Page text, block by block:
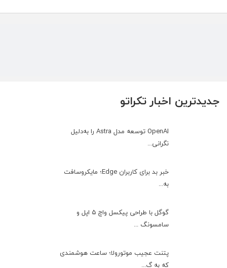
جدیدترین اخبار تکراتو
OpenAI توسعه مدل Astra را به‌دلیل
نگرانی...
خبر بد برای کاربران Edge؛ مایکروسافت
به‌...
گوگل با طراحی پیکسل واچ ۵ اپل و
سامسونگ ...
پتنت عجیب موتورولا؛ ساعت هوشمندی
که به گ...